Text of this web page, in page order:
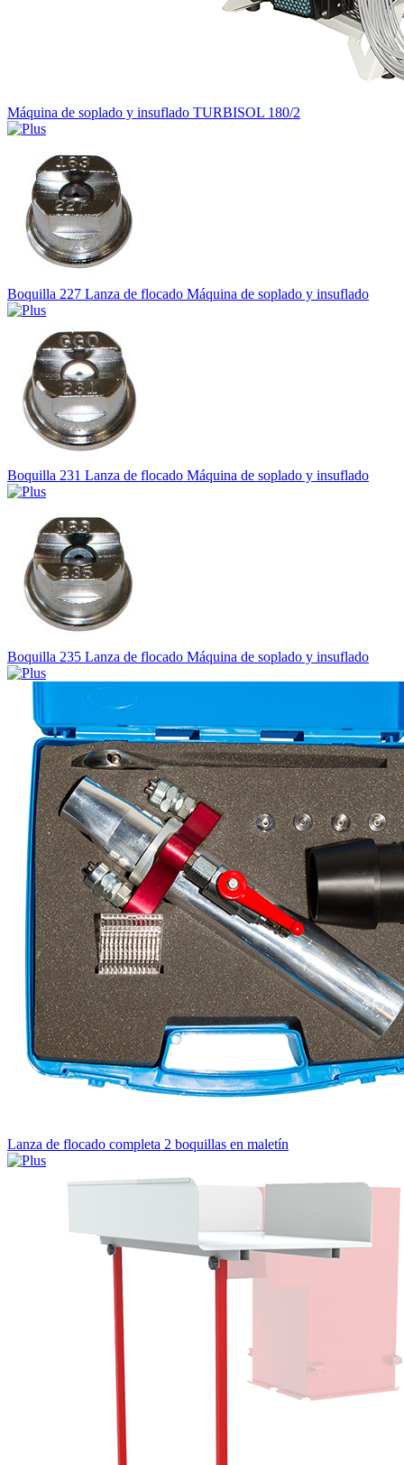
Máquina de soplado y insuflado TURBISOL 180/2
Boquilla 227 Lanza de flocado Máquina de soplado y insuflado
Boquilla 231 Lanza de flocado Máquina de soplado y insuflado
Boquilla 235 Lanza de flocado Máquina de soplado y insuflado
Lanza de flocado completa 2 boquillas en maletín